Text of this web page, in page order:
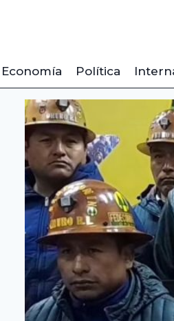
Economía
Política